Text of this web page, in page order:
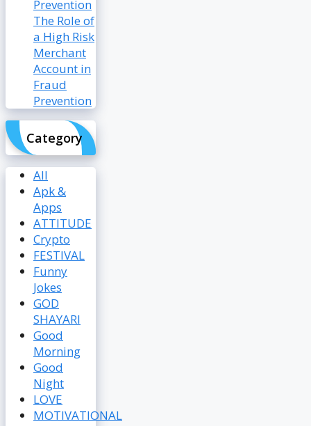
The Role of
a High Risk
Merchant
Account in
Fraud
Prevention
Category
All
Apk &
Apps
ATTITUDE
Crypto
FESTIVAL
Funny
Jokes
GOD
SHAYARI
Good
Morning
Good
Night
LOVE
MOTIVATIONAL